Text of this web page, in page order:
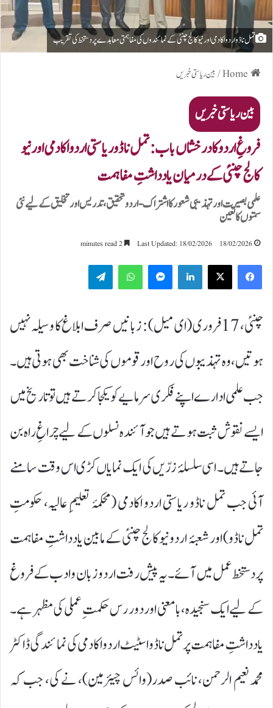
تمل ناڈو اردو اکادمی اور نیو کالج چنئی کے نمائندوں کی مفاہمتی معاہدے پر دستخط کی تقریب
/بین ریاستی خبریں
بین ریاستی خبریں
فروغِ اردو کا درخشاں باب: تمل ناڈو ریاستی اردو اکادمی اور نیو
کالج چنئی کے درمیان یادداشتِ مفاہمت
علمی بصیرت اور تہذیبی شعور کا اشتراک - اردو تحقیق، تدریس اور تخلیق کے لیے نئی
سمتوں کا تعین
18/02/2026
Last Updated: 18/02/2026
LinkedIn
WhatsApp
چنئی، 17 فروری (ای میل) : زبانیں صرف ابلاغ کا وسیلہ نہیں
ہوتیں، وہ تہذیبوں کی روح اور قوموں کی شناخت بھی ہوتی ہیں۔
جب علمی ادارے اپنے فکری سرمایے کو یکجا کرتے ہیں تو تاریخ میں
ایسے نقوش ثبت ہوتے ہیں جو آئندہ نسلوں کے لیے چراغِ راہ بن
جاتے ہیں۔ اسی سلسلۂ زرّیں کی ایک نمایاں کڑی اس وقت سامنے
آئی جب تمل ناڈو ریاستی اردو اکادمی (محکمۂ تعلیمِ عالیہ، حکومتِ
تمل ناڈو) اور شعبۂ اردو نیو کالج چنئی کے مابین یادداشتِ مفاہمت
پر دستخط عمل میں آئے۔ یہ پیش رفت اردو زبان و ادب کے فروغ
کے لیے ایک سنجیدہ، بامعنی اور دور رس حکمتِ عملی کی مظہر ہے۔
یادداشتِ مفاہمت پر تمل ناڈو اسٹیٹ اردو اکادمی کی نمائندگی ڈاکٹر
محمد نعیم الرحمن، نائب صدر(وائس چیئرمین)، نے کی، جب کہ